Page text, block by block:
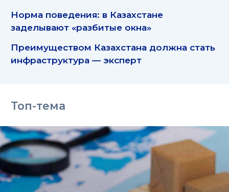
Норма поведения: в Казахстане
заделывают «разбитые окна»
Преимуществом Казахстана должна стать
инфраструктура — эксперт
Топ-тема